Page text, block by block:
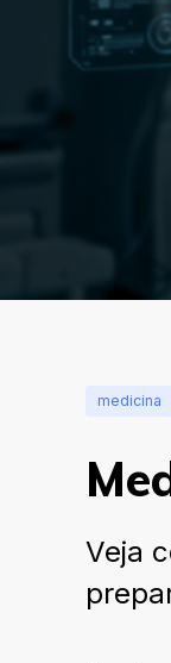
medicina
Veja